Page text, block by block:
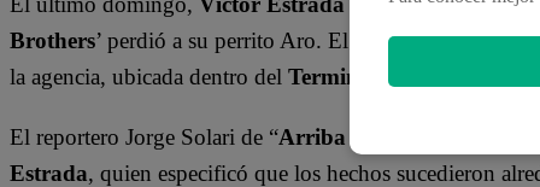
Brothers’ perdió a su perrito Aro. El animal se habría
la agencia, ubicada dentro del Terminal Terrestre de
El reportero Jorge Solari de “Arriba mi Gente
Estrada, quien especificó que los hechos sucedieron